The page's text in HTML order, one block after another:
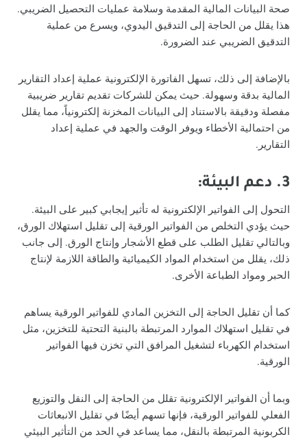
صحة البيانات المالية المقدمة وسلامة عمليات التحصيل الضريبي.
هذا يقلل من الحاجة إلى التدقيق اليدوي، ويسرع من عملية
التدقيق الضريبي عند الضرورة.
بالإضافة إلى ذلك، تسهل الفاتورة الإلكترونية عملية إعداد التقارير
المالية بدقة وسهولة. حيث يمكن للشركات تقديم تقارير ضريبية
مفصلة ودقيقة بالاستناد إلى البيانات المخزنة إلكترونياً، مما يقلل
من احتمالية الأخطاء ويوفر الوقت والجهد في عملية إعداد
التقارير.
3. دعم البيئة:
التحول إلى الفواتير الإلكترونية له تأثير إيجابي كبير على البيئة.
حيث يؤدي التخلص من الفواتير الورقية إلى تقليل استهلاك الورق،
وبالتالي تقليل الطلب على قطع الأشجار وإنتاج الورق. إلى جانب
ذلك، يقلل من استخدام المواد الكيميائية والطاقة اللازمة لإنتاج
الحبر ومواد الطباعة الأخرى.
كما أن تقليل الحاجة إلى التخزين المادي للفواتير الورقية يساهم
في تقليل استهلاك الموارد المرتبطة بالبنية التحتية للتخزين، مثل
استخدام الكهرباء لتشغيل المرافق التي تخزن فيها الفواتير
الورقية.
وبما أن الفواتير الإلكترونية تقلل من الحاجة إلى النقل والتوزيع
الفعلي للفواتير الورقية، فإنها تسهم أيضًا في تقليل الانبعاثات
الكربونية المرتبطة بالنقل، مما يساعد في الحد من التأثير البيئي